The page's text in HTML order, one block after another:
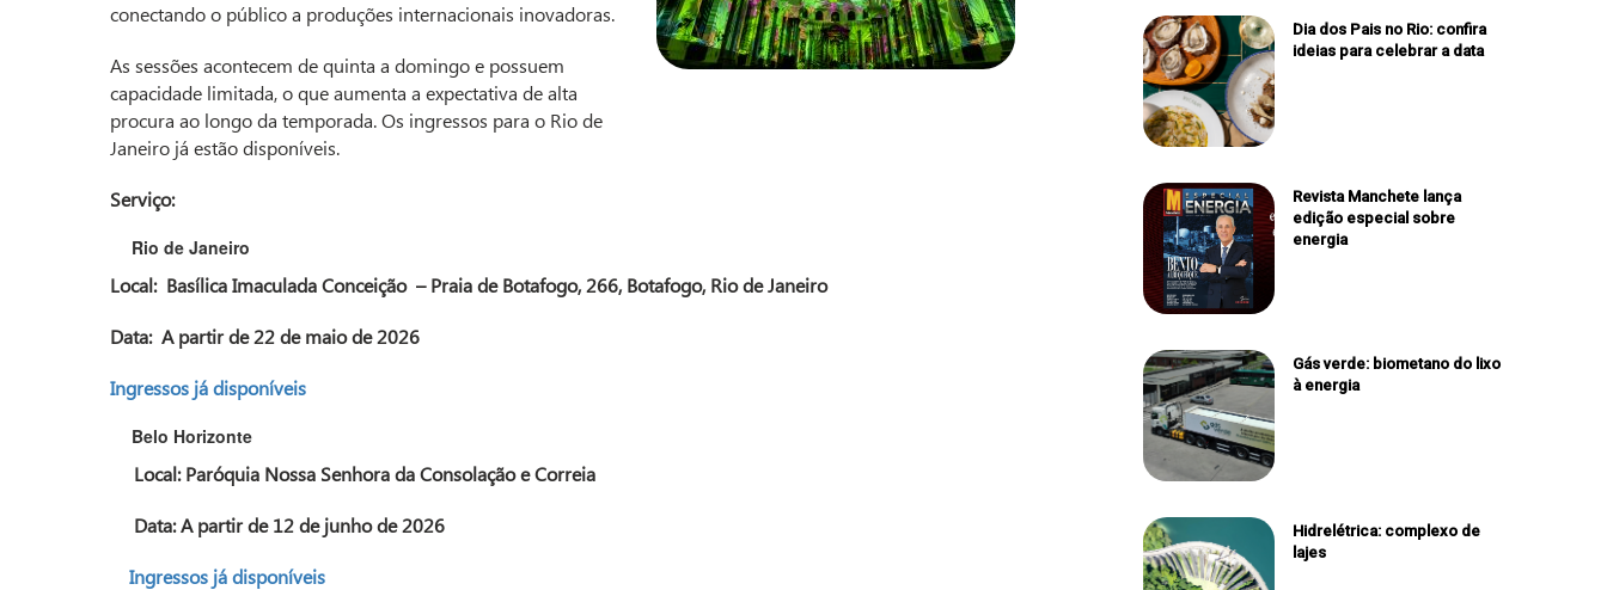
conectando o público a produções internacionais inovadoras.
As sessões acontecem de quinta a domingo e possuem
capacidade limitada, o que aumenta a expectativa de alta
procura ao longo da temporada. Os ingressos para o Rio de
Janeiro já estão disponíveis.
Serviço:
Rio de Janeiro
Local: Basílica Imaculada Conceição – Praia de Botafogo, 266, Botafogo, Rio de Janeiro
Data: A partir de 22 de maio de 2026
Ingressos já disponíveis
Belo Horizonte
Local: Paróquia Nossa Senhora da Consolação e Correia
Data: A partir de 12 de junho de 2026
Ingressos já disponíveis
Dia dos Pais no Rio: confira
ideias para celebrar a data
Revista Manchete lança
edição especial sobre
energia
Gás verde: biometano do lixo
à energia
Hidrelétrica: complexo de
lajes